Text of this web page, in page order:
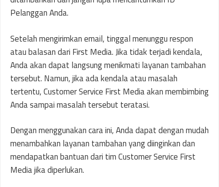
Pelanggan Anda.
Setelah mengirimkan email, tinggal menunggu respon
atau balasan dari First Media. Jika tidak terjadi kendala,
Anda akan dapat langsung menikmati layanan tambahan
tersebut. Namun, jika ada kendala atau masalah
tertentu, Customer Service First Media akan membimbing
Anda sampai masalah tersebut teratasi.
Dengan menggunakan cara ini, Anda dapat dengan mudah
menambahkan layanan tambahan yang diinginkan dan
mendapatkan bantuan dari tim Customer Service First
Media jika diperlukan.